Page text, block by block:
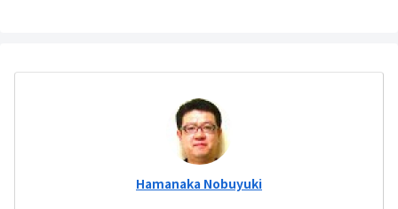
Hamanaka Nobuyuki